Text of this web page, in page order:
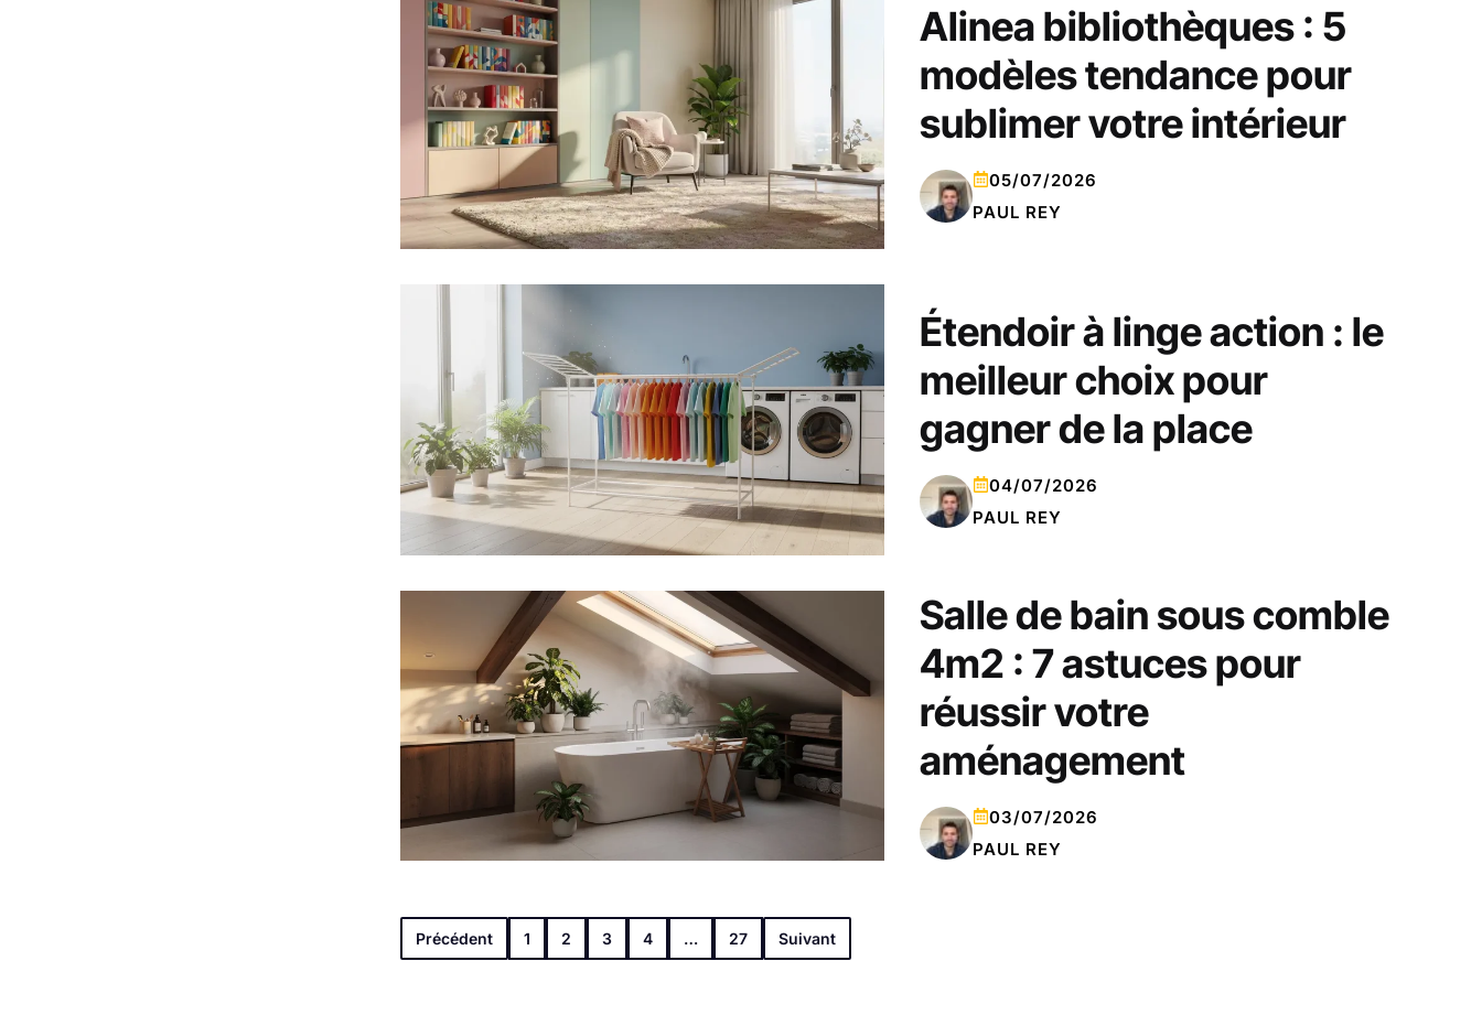
Alinea bibliothèques : 5
modèles tendance pour
sublimer votre intérieur
05/07/2026
PAUL REY
Étendoir à linge action : le
meilleur choix pour
gagner de la place
04/07/2026
PAUL REY
Salle de bain sous comble
4m2 : 7 astuces pour
réussir votre
aménagement
03/07/2026
PAUL REY
Précédent 1 2 3 4 … 27 Suivant